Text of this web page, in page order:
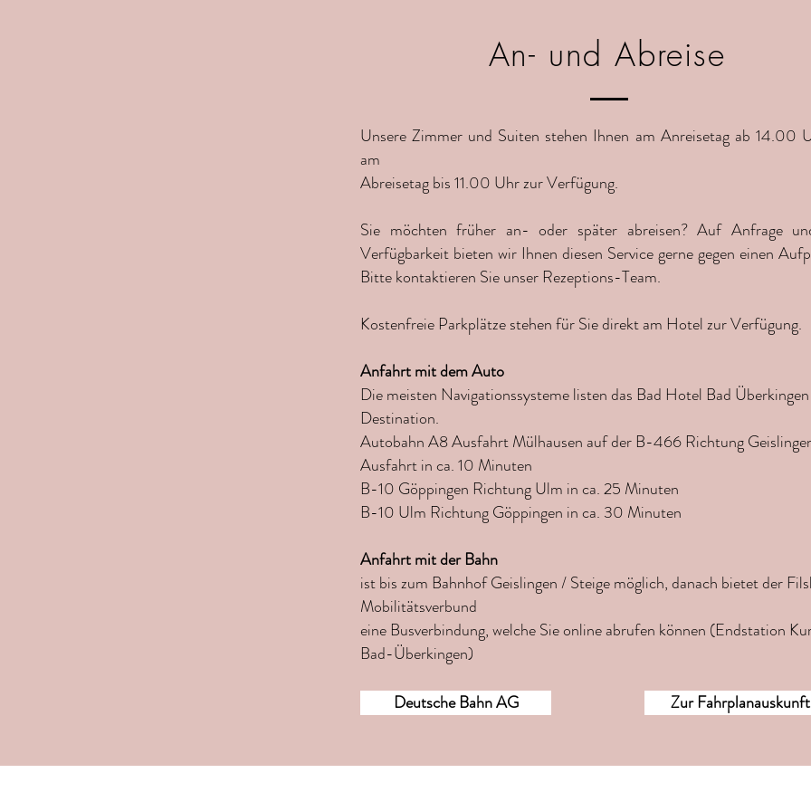
An- und Abreise
Unsere Zimmer und Suiten stehen Ihnen am Anreisetag ab 14.00
am
Abreisetag bis 11.00 Uhr zur Verfügung.
Sie möchten früher an- oder später abreisen? Auf Anfrage
Verfügbarkeit bieten wir Ihnen diesen Service gerne gegen einen
Bitte kontaktieren Sie unser Rezeptions-Team.
Kostenfreie Parkplätze stehen für Sie direkt am Hotel zur Verfügung.
Anfahrt mit dem Auto
Die meisten Navigationssysteme listen das Bad Hotel Bad
Destination.
Autobahn A8 Ausfahrt Mülhausen auf der B-466 Richtung
Ausfahrt in ca. 10 Minuten
B-10 Göppingen Richtung Ulm in ca. 25 Minuten
B-10 Ulm Richtung Göppingen in ca. 30 Minuten
Anfahrt mit der Bahn
ist bis zum Bahnhof Geislingen / Steige möglich, danach bietet der
Mobilitätsverbund
eine Busverbindung, welche Sie online abrufen können (Endstation
Bad-Überkingen)
Deutsche Bahn AG Zur Fahrplanauskunft